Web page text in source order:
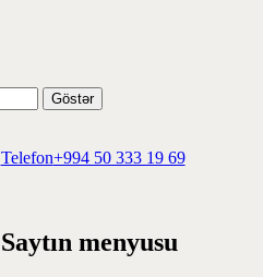
Göstər
Telefon+994 50 333 19 69
Saytın menyusu